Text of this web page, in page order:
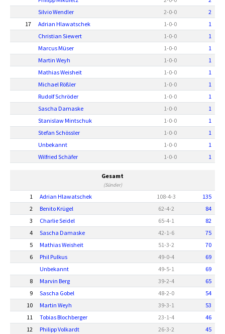
Silvio Wendler
2-0-0
2
17
Adrian Hlawatschek 1-0-0
1
Christian Siewert
1-0-0
1
Marcus Müser
1-0-0
1
Martin Weyh
1-0-0
1
Mathias Weisheit
1-0-0
1
Michael Rößler
1-0-0
1
Rudolf Schröder
1-0-0
1
Sascha Damaske
1-0-0
1
Stanislaw Mintschuk
1-0-0
1
Stefan Schössler
1-0-0
1
Unbekannt
1-0-0
1
Wilfried Schäfer
1-0-0 1
Gesamt
(Sünder)
1 Adrian Hlawatschek 108-4-3
135
2
Benito Krügel 62-4-2
84
3
Charlie Seidel 65-4-1
82
4
Sascha Damaske 42-1-6
75
5
Mathias Weisheit 51-3-2
70
6
Phil Pulkus 49-0-4
69
Unbekannt
49-5-1
69
8
Marvin Berg 39-2-4
65
9
Sascha Gobel 48-2-0
54
10
Martin Weyh 39-3-1
53
11
Tobias Blochberger 23-1-4
46
12
Philipp Volkardt 26-3-2 45